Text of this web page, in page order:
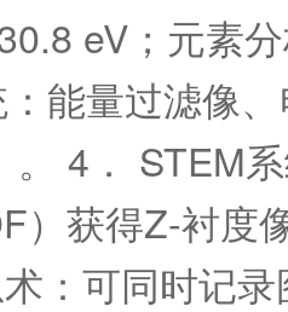
eV；元素
能量过滤像
4． STEM
）获得Z-衬度
：可同时记